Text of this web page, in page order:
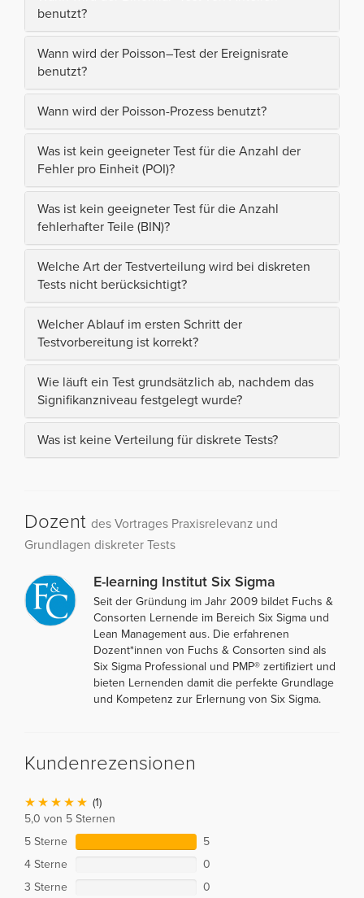
benutzt?
Wann wird der Poisson–Test der Ereignisrate
benutzt?
Wann wird der Poisson-Prozess benutzt?
Was ist kein geeigneter Test für die Anzahl der
Fehler pro Einheit (POI)?
Was ist kein geeigneter Test für die Anzahl
fehlerhafter Teile (BIN)?
Welche Art der Testverteilung wird bei diskreten
Tests nicht berücksichtigt?
Welcher Ablauf im ersten Schritt der
Testvorbereitung ist korrekt?
Wie läuft ein Test grundsätzlich ab, nachdem das
Signifikanzniveau festgelegt wurde?
Was ist keine Verteilung für diskrete Tests?
Dozent des Vortrages Praxisrelevanz und
Grundlagen diskreter Tests
E-learning Institut Six Sigma
Seit der Gründung im Jahr 2009 bildet Fuchs &
Consorten Lernende im Bereich Six Sigma und
Lean Management aus. Die erfahrenen
Dozent*innen von Fuchs & Consorten sind als
Six Sigma Professional und PMP® zertifiziert und
bieten Lernenden damit die perfekte Grundlage
und Kompetenz zur Erlernung von Six Sigma.
Kundenrezensionen
(1)
5,0 von 5 Sternen
5 Sterne
5
4 Sterne
0
3 Sterne
0